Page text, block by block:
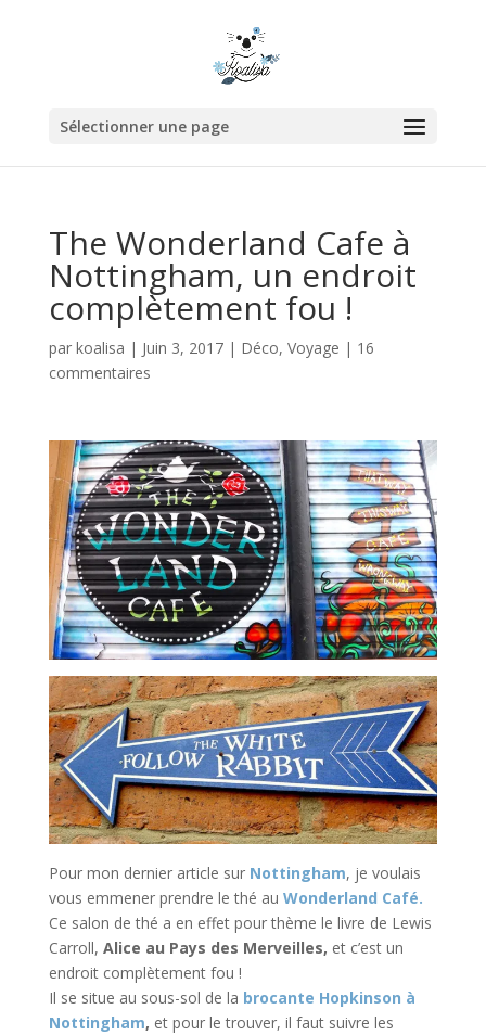
Sélectionner une page
The Wonderland Cafe à
Nottingham, un endroit
complètement fou !
par koalisa | Juin 3, 2017| Déco, Voyage | 16
commentaires
Pour mon dernier article sur Nottingham, je voulais
vous emmener prendre le thé au Wonderland Café.
Ce salon de thé a en effet pour thème le livre de Lewis
Carroll, Alice au Pays des Merveilles, et c’est un
endroit complètement fou !
Il se situe au sous-sol de la brocante Hopkinson à
Nottingham, et pour le trouver, il faut suivre les